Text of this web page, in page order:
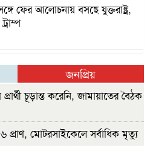
ফের আলোচনায় বসছে যুক্তরাষ্ট্র,
জনপ্রিয়
প্রার্থী চূড়ান্ত করেনি, জামায়াতের বৈঠক
মোটরসাইকেলে সর্বাধিক মৃত্যু